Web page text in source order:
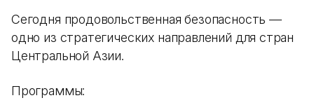
Сегодня продовольственная безопасность —
одно из стратегических направлений для стран
Центральной Азии.
Программы: